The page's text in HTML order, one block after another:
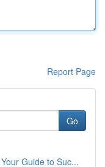
Report Page
Go
Guide to Suc...